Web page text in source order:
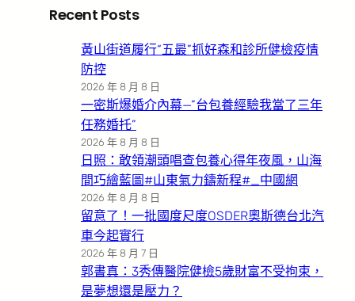
Recent Posts
黃山街道履行“五最”抓好森和診所健檢疫情
防控
2026 年 8 月 8 日
一密斯爆婚介內幕—”台包養經驗我當了三年
任務婚托”
2026 年 8 月 8 日
日照：敢領潮頭唱查包養心得年夜風，山海
間巧繪藍圖#山東氣力鑄新程#_中國網
2026 年 8 月 8 日
留意了！一批國度尺度OSDER奧斯德台北汽
車今起實行
2026 年 8 月 7 日
郭書真：3秀傳醫院健檢5歲財富不受拘束，
是夢想還是壓力？